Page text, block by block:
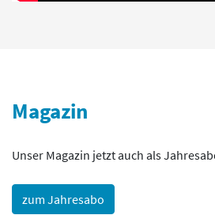
Magazin
Unser Magazin jetzt auch als
zum Jahresabo